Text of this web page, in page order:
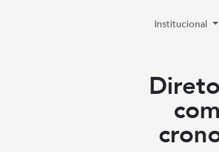
Institucional